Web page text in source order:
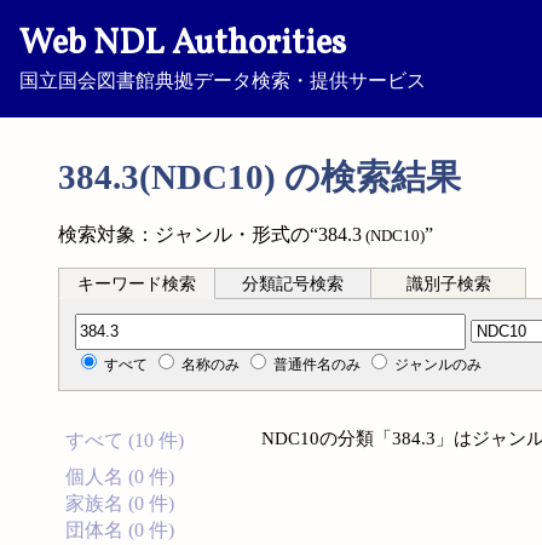
Web NDL Authorities
国立国会図書館典拠データ検索・提供サービス
384.3(NDC10) の検索結果
検索対象：ジャンル・形式の“384.3 (NDC10)”
キーワード検索 分類記号検索 識別子検索
分類記号検索
すべて 名称のみ 普通件名のみ ジャンルのみ
すべて (10 件)
個人名 (0 件)
家族名 (0 件)
団体名 (0 件)
NDC10の分類「384.3」はジャン